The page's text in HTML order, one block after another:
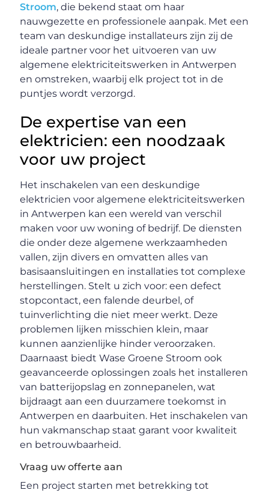
Stroom, die bekend staat om haar
nauwgezette en professionele aanpak. Met een
team van deskundige installateurs zijn zij de
ideale partner voor het uitvoeren van uw
algemene elektriciteitswerken in Antwerpen
en omstreken, waarbij elk project tot in de
puntjes wordt verzorgd.
De expertise van een
elektricien: een noodzaak
voor uw project
Het inschakelen van een deskundige
elektricien voor algemene elektriciteitswerken
in Antwerpen kan een wereld van verschil
maken voor uw woning of bedrijf. De diensten
die onder deze algemene werkzaamheden
vallen, zijn divers en omvatten alles van
basisaansluitingen en installaties tot complexe
herstellingen. Stelt u zich voor: een defect
stopcontact, een falende deurbel, of
tuinverlichting die niet meer werkt. Deze
problemen lijken misschien klein, maar
kunnen aanzienlijke hinder veroorzaken.
Daarnaast biedt Wase Groene Stroom ook
geavanceerde oplossingen zoals het installeren
van batterijopslag en zonnepanelen, wat
bijdraagt aan een duurzamere toekomst in
Antwerpen en daarbuiten. Het inschakelen van
hun vakmanschap staat garant voor kwaliteit
en betrouwbaarheid.
Vraag uw offerte aan
Een project starten met betrekking tot